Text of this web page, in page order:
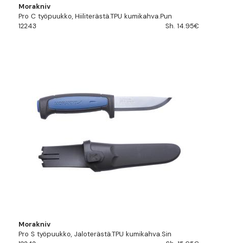
Morakniv
Pro C työpuukko, Hiiliterästä.TPU kumikahva.Pun
12243
Sh. 14.95€
Morakniv
Pro S työpuukko, Jaloterästä.TPU kumikahva.Sin